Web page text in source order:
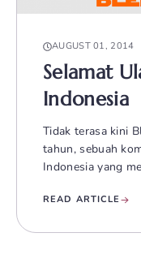
AUGUST 01, 2014
Selamat
Indonesia
Tidak terasa kini
tahun, sebuah
Indonesia yang
READ ARTICLE